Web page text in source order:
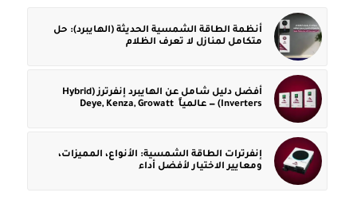
أنظمة الطاقة الشمسية الحديثة (الهايبرد): حل
متكامل لمنازل لا تعرف الظلام
أفضل دليل شامل عن الهايبرد إنفرترز (Hybrid
Inverters) — عالمياً Deye, Kenza, Growatt
إنفرترات الطاقة الشمسية: الأنواع، المميزات،
ومعايير الاختيار لأفضل أداء